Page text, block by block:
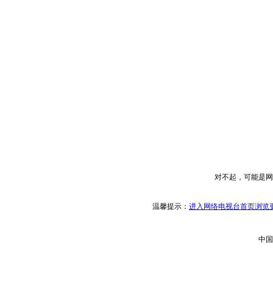
对不起，可能是
温馨提示： 进入网络电视台首页浏览
中